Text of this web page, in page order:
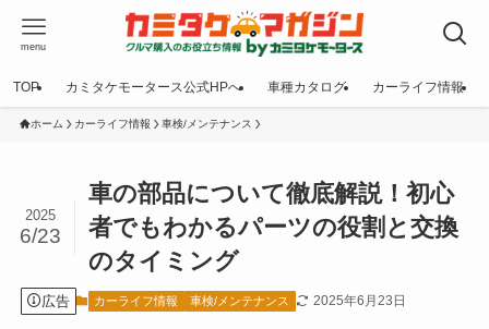
menu
TOP カミタケモータース公式HPへ 車種カタログ カーライフ情報
ホーム カーライフ情報 車検/メンテナンス
車の部品について徹底解説！初心
者でもわかるパーツの役割と交換
のタイミング
2025
6/23
広告 カーライフ情報 車検/メンテナンス 2025年6月23日